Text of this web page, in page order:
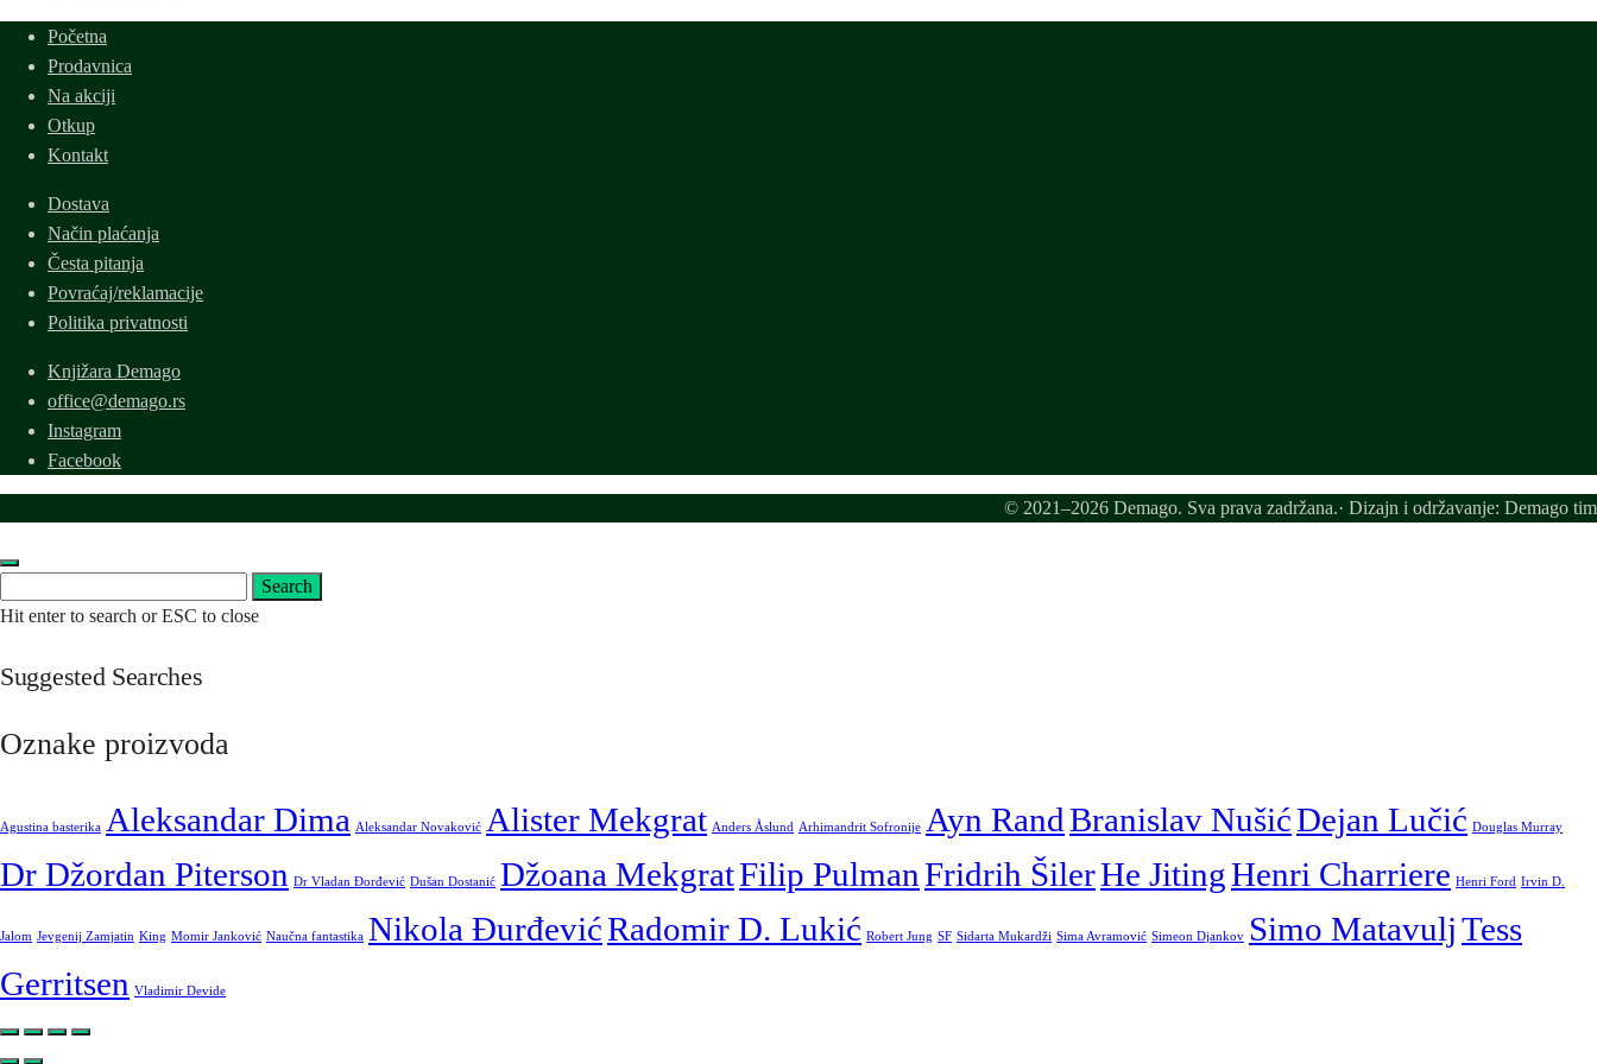
bila:
Početna
Prodavnica
Na akciji
Otkup
Kontakt
Dostava
Način plaćanja
Česta pitanja
Povraćaj/reklamacije
Politika privatnosti
Knjižara Demago
office@demago.rs
Instagram
Facebook
© 2021–2026 Demago. Sva prava zadržana.· Dizajn i održavanje: Demago tim
for:
Search
Hit enter to search or ESC to close
Suggested Searches
Oznake proizvoda
Agustina basterika Aleksandar Dima Aleksandar Novaković Alister Mekgrat Anders Åslund Arhimandrit Sofronije Ayn RandBranislav NušićDejan Lučić Douglas Murray
Dr Džordan Piterson Dr Vladan Đorđević Dušan Dostanić Džoana MekgratFilip PulmanFridrih ŠilerHe JitingHenri Charriere Henri Ford Irvin D.
Jalom Jevgenij Zamjatin King Momir Janković Naučna fantastika Nikola ĐurđevićRadomir D. Lukić Robert Jung SF Sidarta Mukardži Sima Avramović Simeon Djankov Simo MatavuljTess
Gerritsen Vladimir Devide